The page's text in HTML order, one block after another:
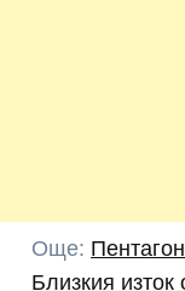
Още:
Близкия